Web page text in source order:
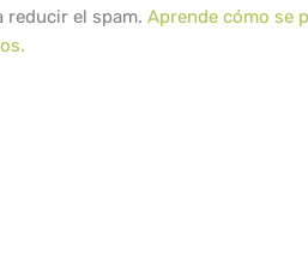
reducir el spam.Aprende cómo se